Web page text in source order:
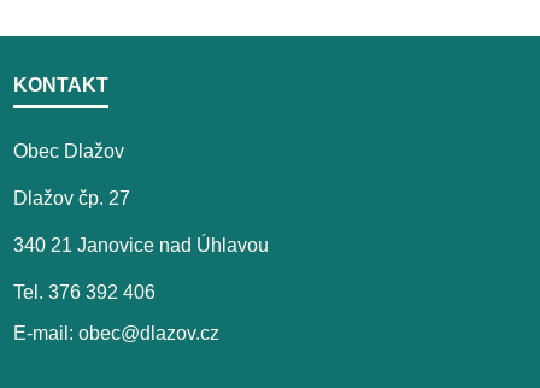
KONTAKT
Obec Dlažov
Dlažov čp. 27
340 21 Janovice nad Úhlavou
Tel. 376 392 406
E-mail: obec@dlazov.cz